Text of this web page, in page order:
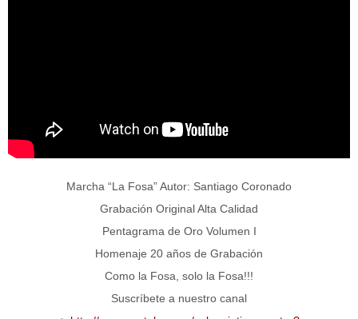
Marcha “La Fosa” Autor: Santiago Coronado
Grabación Original Alta Calidad
Pentagrama de Oro Volumen I
Homenaje 20 años de Grabación
Como la Fosa, solo la Fosa!!!
Suscríbete a nuestro canal